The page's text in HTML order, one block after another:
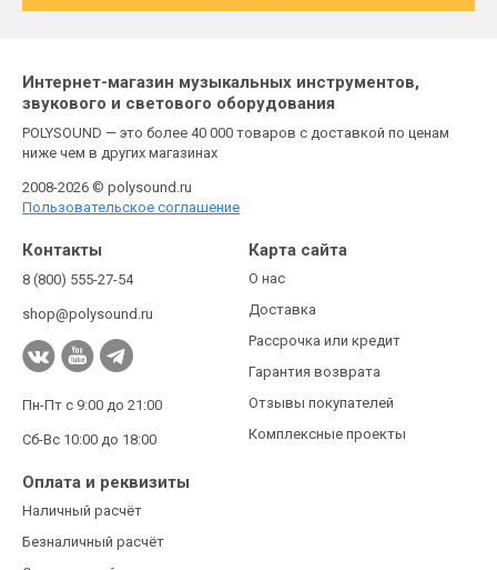
Интернет-магазин музыкальных инструментов,
звукового и светового оборудования
POLYSOUND — это более 40 000 товаров с доставкой по ценам
ниже чем в других магазинах
2008-2026 © polysound.ru
Пользовательское соглашение
Контакты
8 (800) 555-27-54
shop@polysound.ru
Пн-Пт с 9:00 до 21:00
Сб-Вс 10:00 до 18:00
Карта сайта
О нас
Доставка
Рассрочка или кредит
Гарантия возврата
Отзывы покупателей
Комплексные проекты
Оплата и реквизиты
Наличный расчёт
Безналичный расчёт